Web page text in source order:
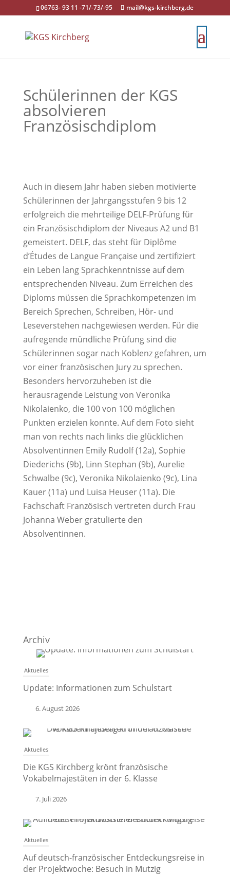
06763- 93 11 -71/-73/-95 mail@kgs-kirchberg.de
Schülerinnen der KGS
absolvieren
Französischdiplom
Auch in diesem Jahr haben sieben motivierte
Schülerinnen der Jahrgangsstufen 9 bis 12
erfolgreich die mehrteilige DELF-Prüfung für
ein Französischdiplom der Niveaus A2 und B1
gemeistert. DELF, das steht für Diplôme
d’Études de Langue Française und zertifiziert
ein Leben lang Sprachkenntnisse auf dem
entsprechenden Niveau. Zum Erreichen des
Diploms müssen die Sprachkompetenzen im
Bereich Sprechen, Schreiben, Hör- und
Leseverstehen nachgewiesen werden. Für die
aufregende mündliche Prüfung sind die
Schülerinnen sogar nach Koblenz gefahren, um
vor einer französischen Jury zu sprechen.
Besonders hervorzuheben ist die
herausragende Leistung von Veronika
Nikolaienko, die 100 von 100 möglichen
Punkten erzielen konnte. Auf dem Foto sieht
man von rechts nach links die glücklichen
Absolventinnen Emily Rudolf (12a), Sophie
Diederichs (9b), Linn Stephan (9b), Aurelie
Schwalbe (9c), Veronika Nikolaienko (9c), Lina
Kauer (11a) und Luisa Heuser (11a). Die
Fachschaft Französisch vertreten durch Frau
Johanna Weber gratulierte den
Absolventinnen.
Archiv
Aktuelles
Update: Informationen zum Schulstart
6. August 2026
Aktuelles
Die KGS Kirchberg krönt französische
Vokabelmajestäten in der 6. Klasse
7. Juli 2026
Aktuelles
Auf deutsch-französischer Entdeckungsreise in
der Projektwoche: Besuch in Mutzig